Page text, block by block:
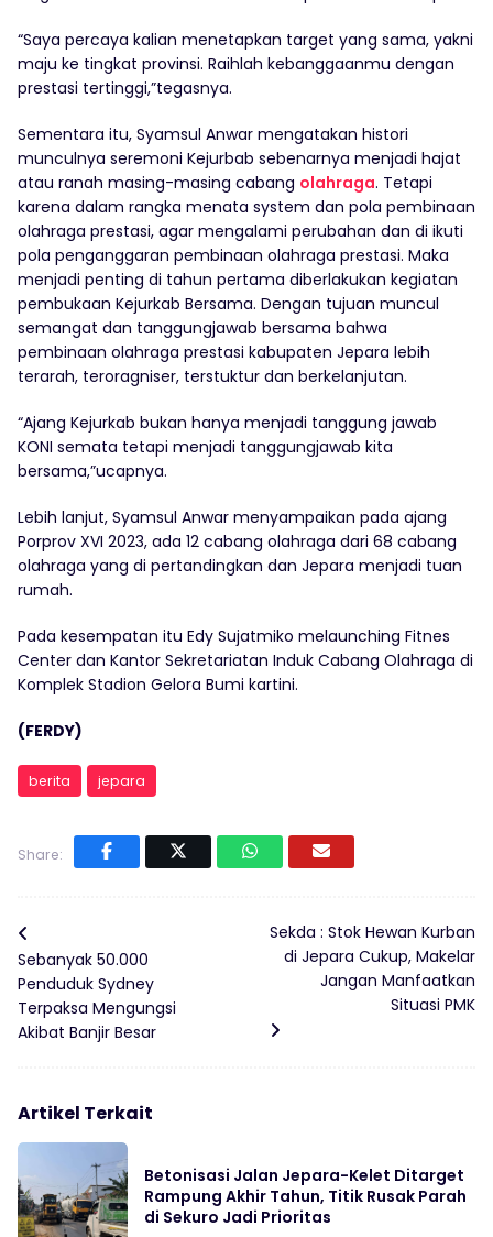
“Saya percaya kalian menetapkan target yang sama, yakni
maju ke tingkat provinsi. Raihlah kebanggaanmu dengan
prestasi tertinggi,”tegasnya.
Sementara itu, Syamsul Anwar mengatakan histori
munculnya seremoni Kejurbab sebenarnya menjadi hajat
atau ranah masing-masing cabang olahraga. Tetapi
karena dalam rangka menata system dan pola pembinaan
olahraga prestasi, agar mengalami perubahan dan di ikuti
pola penganggaran pembinaan olahraga prestasi. Maka
menjadi penting di tahun pertama diberlakukan kegiatan
pembukaan Kejurkab Bersama. Dengan tujuan muncul
semangat dan tanggungjawab bersama bahwa
pembinaan olahraga prestasi kabupaten Jepara lebih
terarah, teroragniser, terstuktur dan berkelanjutan.
“Ajang Kejurkab bukan hanya menjadi tanggung jawab
KONI semata tetapi menjadi tanggungjawab kita
bersama,”ucapnya.
Lebih lanjut, Syamsul Anwar menyampaikan pada ajang
Porprov XVI 2023, ada 12 cabang olahraga dari 68 cabang
olahraga yang di pertandingkan dan Jepara menjadi tuan
rumah.
Pada kesempatan itu Edy Sujatmiko melaunching Fitnes
Center dan Kantor Sekretariatan Induk Cabang Olahraga di
Komplek Stadion Gelora Bumi kartini.
(FERDY)
berita jepara
Share:
Sebanyak 50.000
Penduduk Sydney
Terpaksa Mengungsi
Akibat Banjir Besar
Sekda : Stok Hewan Kurban
di Jepara Cukup, Makelar
Jangan Manfaatkan
Situasi PMK
Artikel Terkait
Betonisasi Jalan Jepara-Kelet Ditarget
Rampung Akhir Tahun, Titik Rusak Parah
di Sekuro Jadi Prioritas